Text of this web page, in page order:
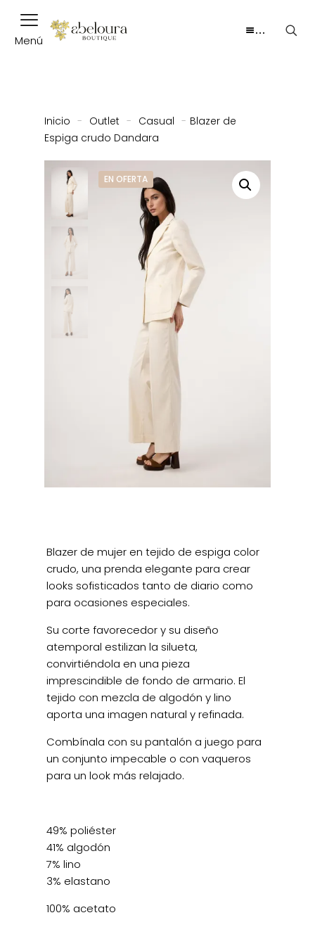
Menú
…
Inicio - Outlet - Casual - Blazer de
Espiga crudo Dandara
EN OFERTA
Blazer de mujer en tejido de espiga color
crudo, una prenda elegante para crear
looks sofisticados tanto de diario como
para ocasiones especiales.
Su corte favorecedor y su diseño
atemporal estilizan la silueta,
convirtiéndola en una pieza
imprescindible de fondo de armario. El
tejido con mezcla de algodón y lino
aporta una imagen natural y refinada.
Combínala con su pantalón a juego para
un conjunto impecable o con vaqueros
para un look más relajado.
49% poliéster
41% algodón
7% lino
3% elastano
100% acetato